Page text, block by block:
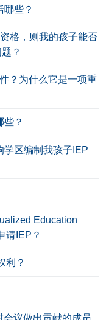
哪些？
格，则我的孩子能否
？
？为什么它是一项重
些？
学区编制我孩子IEP
Education
请IEP？
利？
议做出贡献的成员